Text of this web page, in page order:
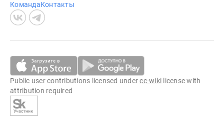
КомандаКонтакты
Public user contributions licensed undercc-wiki license with
attribution required